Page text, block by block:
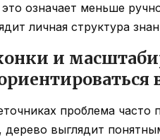
это означает меньше
личная структура
и
проблема часто
дерево выглядит